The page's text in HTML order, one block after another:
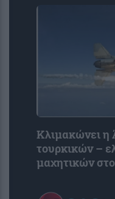
Κλιμακώνει η
τουρκικών –
μαχητικών